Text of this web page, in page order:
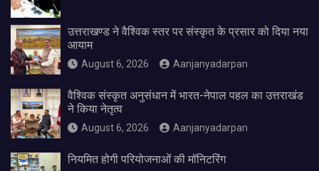
उत्तराखण्ड ने वैश्विक स्तर पर संस्कृत के प्रसार को दिया नया
आयाम
August 6, 2026 Aanjanyadarpan
वैश्विक संस्कृत अनुसंधान में भारत-नेपाल पहल का उत्तराखंड
ने किया नेतृत्व
August 6, 2026 Aanjanyadarpan
नियमित होगी परियोजनाओं की मॉनिटरिंग